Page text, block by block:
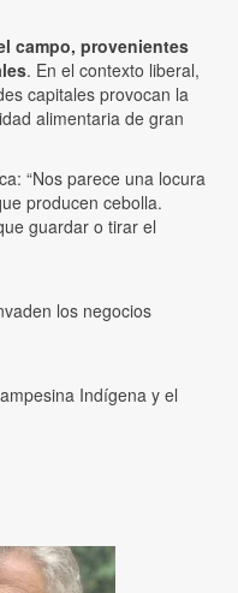
campo, provenientes
. En el contexto liberal,
capitales provocan la
alimentaria de gran
“Nos parece una locura
producen cebolla.
guardar o tirar el
los negocios
Indígena y el